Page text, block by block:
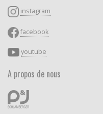
instagram
facebook
youtube
A propos de nous